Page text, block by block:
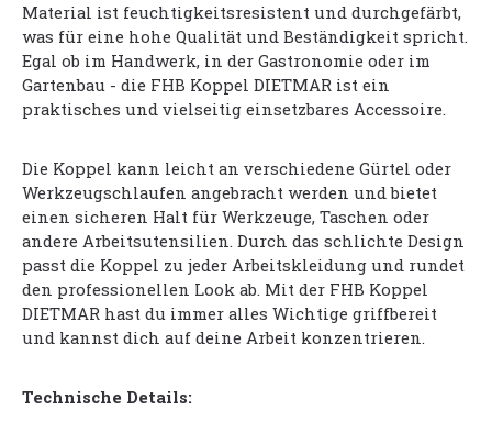
Material ist feuchtigkeitsresistent und durchgefärbt,
was für eine hohe Qualität und Beständigkeit spricht.
Egal ob im Handwerk, in der Gastronomie oder im
Gartenbau - die FHB Koppel DIETMAR ist ein
praktisches und vielseitig einsetzbares Accessoire.
Die Koppel kann leicht an verschiedene Gürtel oder
Werkzeugschlaufen angebracht werden und bietet
einen sicheren Halt für Werkzeuge, Taschen oder
andere Arbeitsutensilien. Durch das schlichte Design
passt die Koppel zu jeder Arbeitskleidung und rundet
den professionellen Look ab. Mit der FHB Koppel
DIETMAR hast du immer alles Wichtige griffbereit
und kannst dich auf deine Arbeit konzentrieren.
Technische Details: